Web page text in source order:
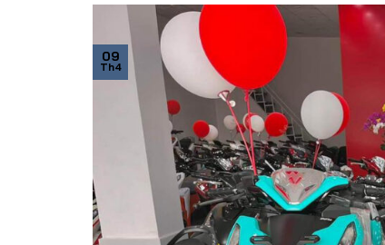
09
Th4